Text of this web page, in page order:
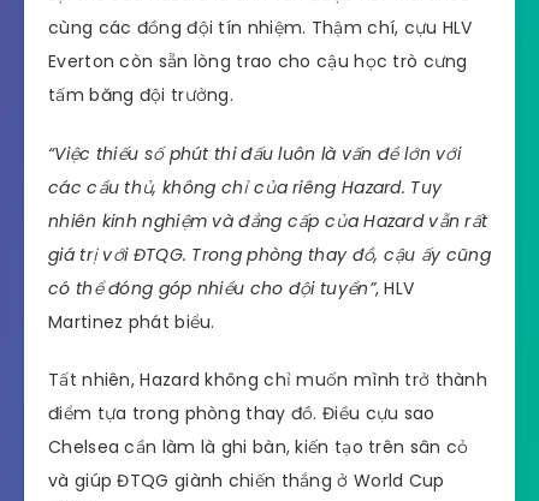
cùng các đồng đội tín nhiệm. Thậm chí, cựu HLV
Everton còn sẵn lòng trao cho cậu học trò cưng
tấm băng đội trưởng.
“Việc thiếu số phút thi đấu luôn là vấn đề lớn với
các cầu thủ, không chỉ của riêng Hazard. Tuy
nhiên kinh nghiệm và đẳng cấp của Hazard vẫn rất
giá trị với ĐTQG. Trong phòng thay đồ, cậu ấy cũng
có thể đóng góp nhiều cho đội tuyển”, HLV
Martinez phát biểu.
Tất nhiên, Hazard không chỉ muốn mình trở thành
điểm tựa trong phòng thay đồ. Điều cựu sao
Chelsea cần làm là ghi bàn, kiến tạo trên sân cỏ
và giúp ĐTQG giành chiến thắng ở World Cup